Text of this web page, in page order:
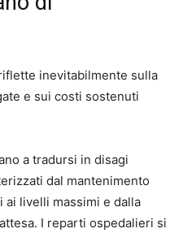
inevitabilmente sulla
e sui costi sostenuti
a tradursi in disagi
dal mantenimento
livelli massimi e dalla
I reparti ospedalieri si